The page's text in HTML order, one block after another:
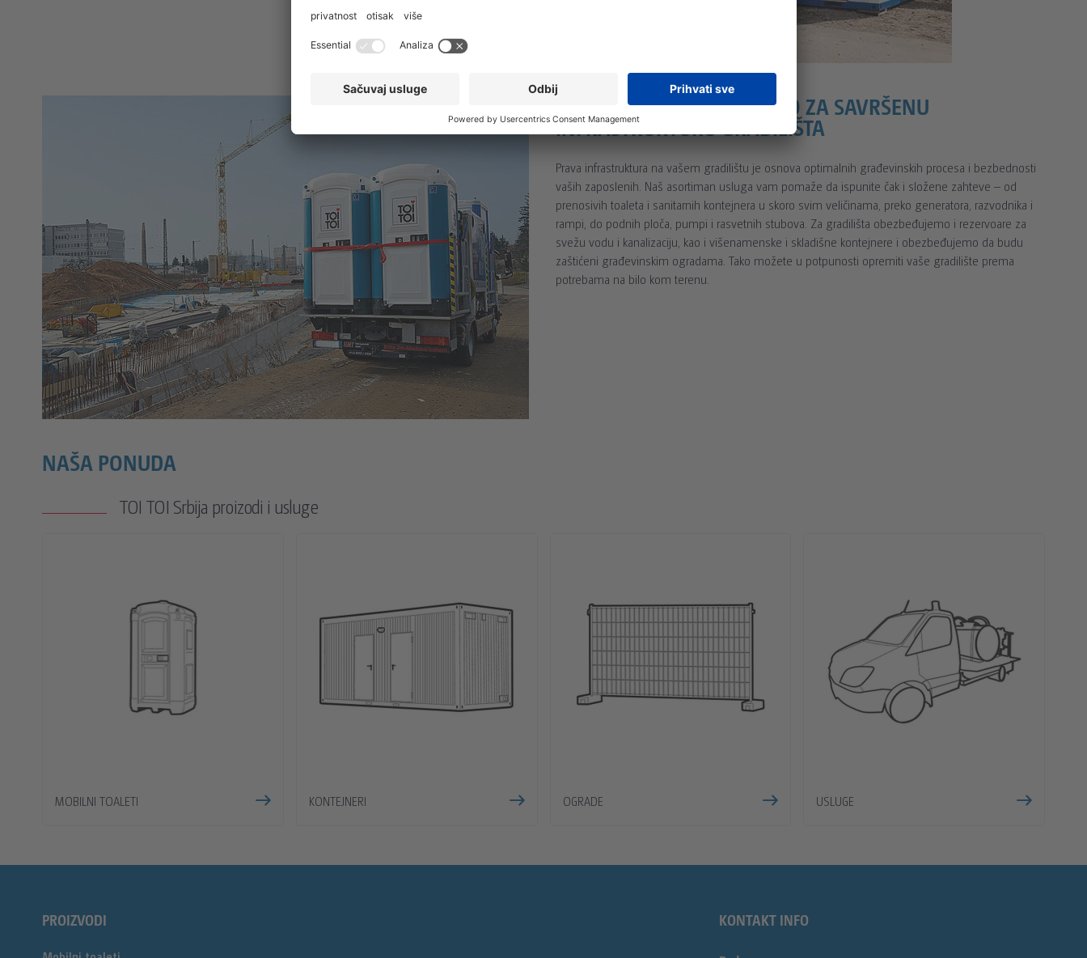
SVE ŠTO VAM JE POTREBNO ZA SAVRŠENU
INFRASTRUKTURU GRADILIŠTA
Prava infrastruktura na vašem gradilištu je osnova optimalnih građevinskih procesa i bezbednosti
vaših zaposlenih. Naš asortiman usluga vam pomaže da ispunite čak i složene zahteve – od
prenosivih toaleta i sanitarnih kontejnera u skoro svim veličinama, preko generatora, razvodnika i
rampi, do podnih ploča, pumpi i rasvetnih stubova. Za gradilišta obezbeđujemo i rezervoare za
svežu vodu i kanalizaciju, kao i višenamenske i skladišne kontejnere i obezbeđujemo da budu
zaštićeni građevinskim ogradama. Tako možete u potpunosti opremiti vaše gradilište prema
potrebama na bilo kom terenu.
NAŠA PONUDA
TOI TOI Srbija proizodi i usluge
MOBILNI TOALETI KONTEJNERI OGRADE USLUGE
PROIZVODI KONTAKT INFO